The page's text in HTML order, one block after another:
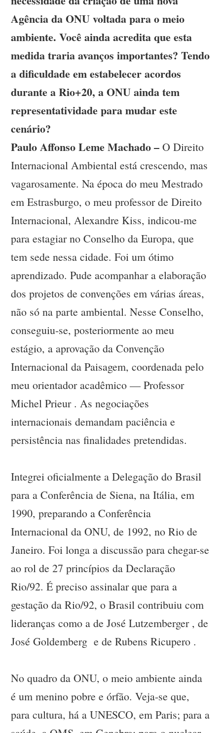
Agência da ONU voltada para o meio
ambiente. Você ainda acredita que esta
medida traria avanços importantes? Tendo
a dificuldade em estabelecer acordos
durante a Rio+20, a ONU ainda tem
representatividade para mudar este
cenário?
Paulo Affonso Leme Machado – O Direito
Internacional Ambiental está crescendo, mas
vagarosamente. Na época do meu Mestrado
em Estrasburgo, o meu professor de Direito
Internacional, Alexandre Kiss, indicou-me
para estagiar no Conselho da Europa, que
tem sede nessa cidade. Foi um ótimo
aprendizado. Pude acompanhar a elaboração
dos projetos de convenções em várias áreas,
não só na parte ambiental. Nesse Conselho,
conseguiu-se, posteriormente ao meu
estágio, a aprovação da Convenção
Internacional da Paisagem, coordenada pelo
meu orientador acadêmico — Professor
Michel Prieur . As negociações
internacionais demandam paciência e
persistência nas finalidades pretendidas.
Integrei oficialmente a Delegação do Brasil
para a Conferência de Siena, na Itália, em
1990, preparando a Conferência
Internacional da ONU, de 1992, no Rio de
Janeiro. Foi longa a discussão para chegar-se
ao rol de 27 princípios da Declaração
Rio/92. É preciso assinalar que para a
gestação da Rio/92, o Brasil contribuiu com
lideranças como a de José Lutzemberger , de
José Goldemberg e de Rubens Ricupero .
No quadro da ONU, o meio ambiente ainda
é um menino pobre e órfão. Veja-se que,
para cultura, há a UNESCO, em Paris; para a